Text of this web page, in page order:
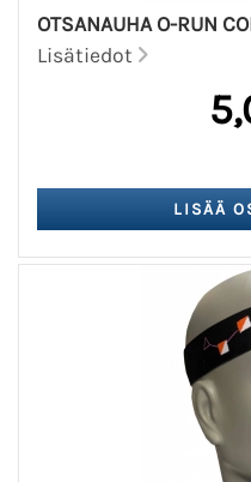
OTSANAUHA O-RUN
Lisätiedot